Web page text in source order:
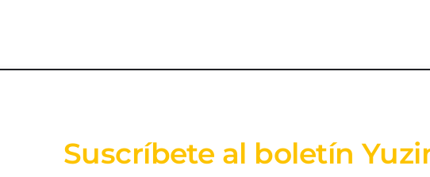
Suscríbete al boletín